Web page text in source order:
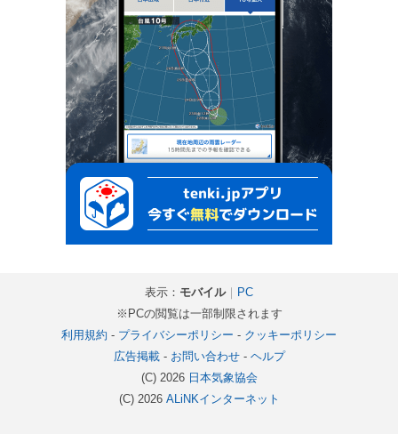
表示： モバイル｜ PC
※PCの閲覧は一部制限されます
利用規約 - プライバシーポリシー - クッキーポリシー
広告掲載- お問い合わせ- ヘルプ
(C) 2026 日本気象協会
(C) 2026 ALiNKインターネット